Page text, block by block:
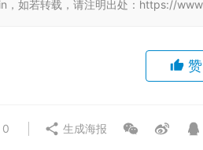
，如若转载，请注明出处：https://
赞
0 生成海报